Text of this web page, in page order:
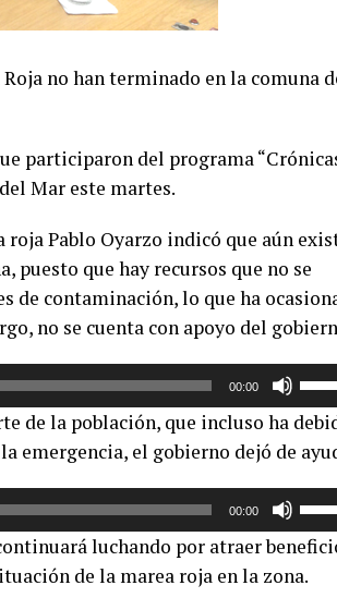
no han terminado en la comuna
participaron del programa
Mar este martes.
Pablo Oyarzo indicó que aún
puesto que hay recursos que no se
de contaminación, lo que ha
no se cuenta con apoyo del
00:00
de
para
o
de la población, que incluso ha
emergencia, el gobierno dejó de
00:00
de
luchando por atraer
de la marea roja en la zona.